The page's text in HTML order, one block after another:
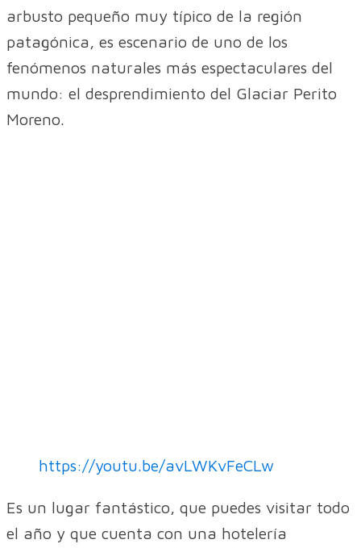
arbusto pequeño muy típico de la región
patagónica, es escenario de uno de los
fenómenos naturales más espectaculares del
mundo: el desprendimiento del Glaciar Perito
Moreno.
https://youtu.be/avLWKvFeCLw
Es un lugar fantástico, que puedes visitar todo
el año y que cuenta con una hotelería